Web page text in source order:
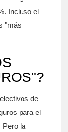
Incluso el
"más
de
para el
Pero la